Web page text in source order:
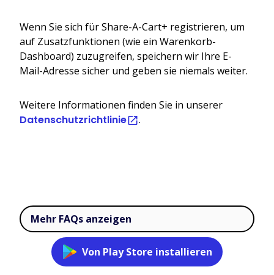
Wenn Sie sich für Share-A-Cart+ registrieren, um
auf Zusatzfunktionen (wie ein Warenkorb-
Dashboard) zuzugreifen, speichern wir Ihre E-
Mail-Adresse sicher und geben sie niemals weiter.
Weitere Informationen finden Sie in unserer
Datenschutzrichtlinie .
Mehr FAQs anzeigen
Von Play Store installieren